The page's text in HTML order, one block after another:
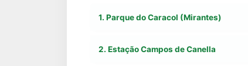
1. Parque do Caracol (Mirantes)
2. Estação Campos de Canella